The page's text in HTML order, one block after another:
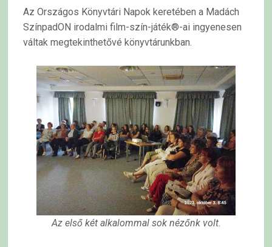
Az Országos Könyvtári Napok keretében a Madách
SzínpadON irodalmi film-szín-játék®-ai ingyenesen
váltak megtekinthetővé könyvtárunkban.
Az első két alkalommal sok nézőnk volt.